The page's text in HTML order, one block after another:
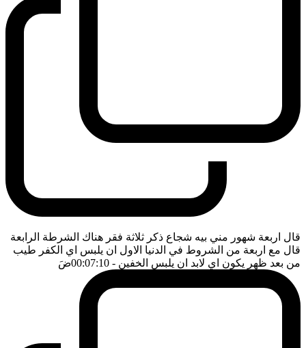
قال اربعة شهور مني بيه شجاع ذكر ثلاثة فقر هناك الشرطة الرابعة
قال مع اربعة من الشروط في الدنيا الاول ان يلبس اي الكفر طيب
من بعد ظهر يكون اي لابد ان يلبس الخفين - 00:07:10 ضَ